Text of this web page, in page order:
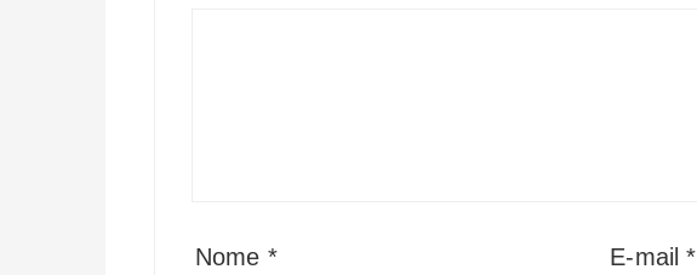
Nome * E-mail*